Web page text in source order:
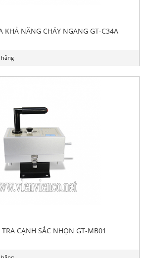
KHẢ NĂNG CHÁY NGANG GT-C34A
hãng
CẠNH SẮC NHỌN GT-MB01